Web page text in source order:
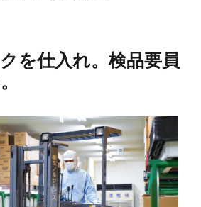
を仕入れ。検品要員